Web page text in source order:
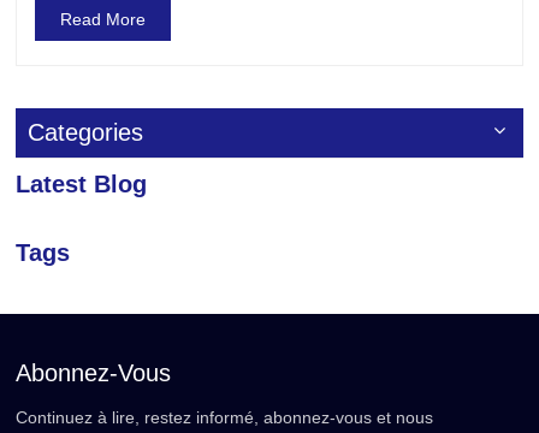
Read More
Categories
Latest Blog
Tags
Abonnez-Vous
Continuez à lire, restez informé, abonnez-vous et nous